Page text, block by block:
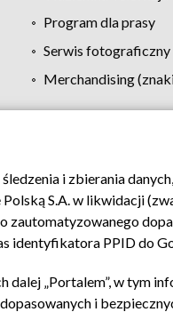
Program dla prasy
Serwis fotograficzny
Merchandising
Biuro reklamy
i zbierania
S.A. w likwidacji
zautomatyzowanego
identyfikatora PPID do
dalej „Portalem”, w tym
i